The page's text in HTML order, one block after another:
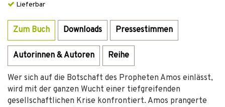
Lieferbar
Zum Buch Downloads Pressestimmen
Autorinnen & Autoren Reihe
Wer sich auf die Botschaft des Propheten Amos einlässt,
wird mit der ganzen Wucht einer tiefgreifenden
gesellschaftlichen Krise konfrontiert. Amos prangerte